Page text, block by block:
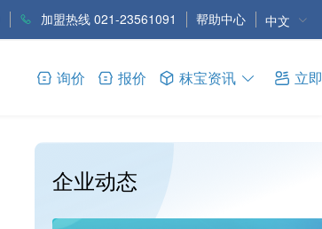
加盟热线 021-23561091 帮助中心 中文
询价 报价 秣宝资讯 立
企业动态